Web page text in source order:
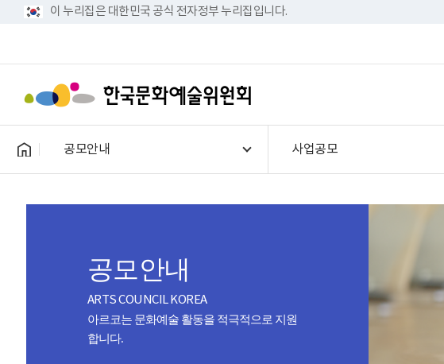
이 누리집은 대한민국 공식 전자정부 누리집입니다.
공모안내 사업공모
공모안내
ARTS COUNCIL KOREA
아르코는 문화예술 활동을 적극적으로 지원
합니다.